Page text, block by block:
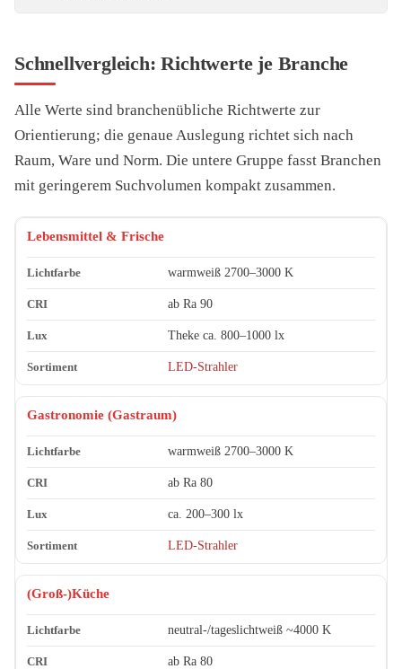
Schnellvergleich: Richtwerte je Branche
Alle Werte sind branchenübliche Richtwerte zur
Orientierung; die genaue Auslegung richtet sich nach
Raum, Ware und Norm. Die untere Gruppe fasst Branchen
mit geringerem Suchvolumen kompakt zusammen.
Branche Lichtfarbe (Richtwert)
Lebensmittel & Frische
warmweiß 2700–3000 K
ab Ra 90
Theke ca. 800–1000 lx
LED-Strahler
Gastronomie (Gastraum)
warmweiß 2700–3000 K
ab Ra 80
ca. 200–300 lx
LED-Strahler
(Groß-)Küche
neutral-/tageslichtweiß ~4000 K
ab Ra 80